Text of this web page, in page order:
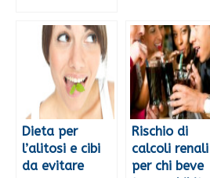
Dieta per
l’alitosi e cibi
da evitare
Rischio di
calcoli renali
per chi beve